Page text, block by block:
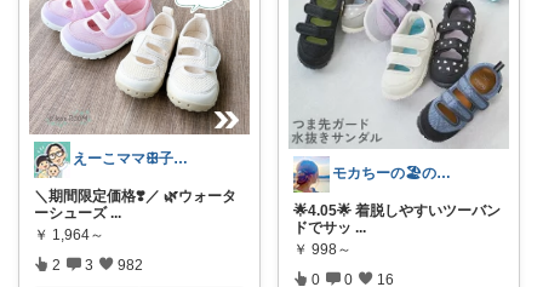
えーこママꕥ子供達と夏を楽しむぞ☀️
＼期間限定価格❣️／ 🌿ウォータ
ーシューズ ...
￥ 1,964～
2 3 982
モカちーの🏖️のんびりライフ🐈✨
🌟4.05🌟 着脱しやすいツーバン
ドでサッ ...
￥ 998～
0 0 16